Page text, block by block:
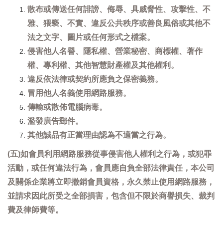
散布或傳送任何誹謗、侮辱、具威脅性、攻擊性、不
雅、猥褻、不實、違反公共秩序或善良風俗或其他不
法之文字、圖片或任何形式之檔案。
侵害他人名譽、隱私權、營業秘密、商標權、著作
權、專利權、其他智慧財產權及其他權利。
違反依法律或契約所應負之保密義務。
冒用他人名義使用網路服務。
傳輸或散佈電腦病毒。
濫發廣告郵件。
其他誠品有正當理由認為不適當之行為。
(五)如會員利用網路服務從事侵害他人權利之行為，或犯罪
活動，或任何違法行為，會員應自負全部法律責任，本公司
及關係企業將立即撤銷會員資格，永久禁止使用網路服務，
並請求因此所受之全部損害，包含但不限於商譽損失、裁判
費及律師費等。